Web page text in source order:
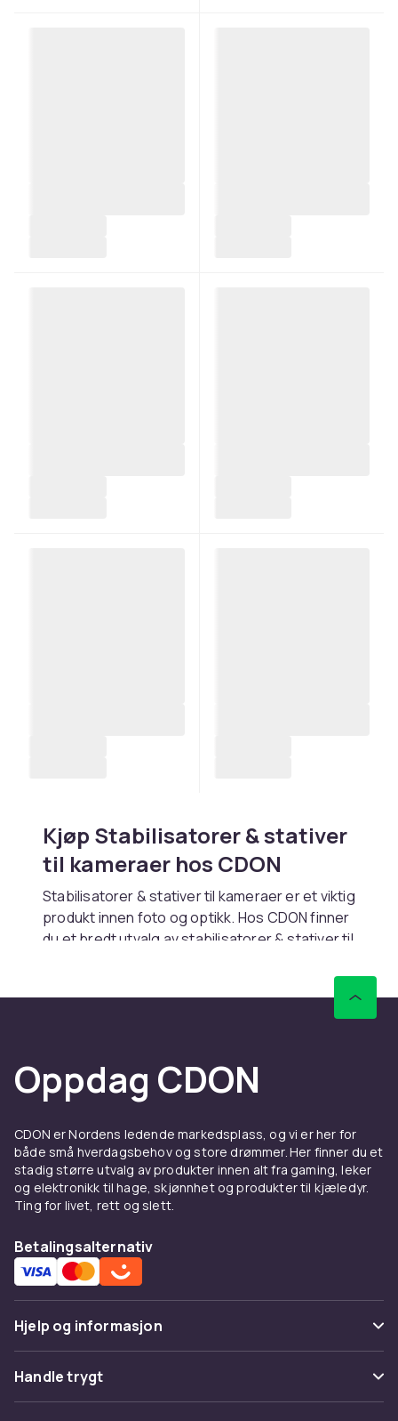
Kjøp Stabilisatorer & stativer
til kameraer hos CDON
Stabilisatorer & stativer til kameraer er et viktig
produkt innen foto og optikk. Hos CDON finner
du et bredt utvalg av stabilisatorer & stativer til
nybegynner eller profesjonell fotograf, har vi
kameraer, er det viktig å vurdere kompatibilitet
med kamerasystemet ditt og dine fotobehov.
sammenlign spesifikasjoner. Vi tilbyr
konkurransedyktige priser og rask levering.
Utforsk hele foto & optikk sortimentet hos
CDON.
Stabilisatorer & stativer til kameraer er
populært innen fotografering og optikk. Hos
CDON finner du stabilisatorer & stativer til
kameraer fra kjente merker til
konkurransedyktige priser. Sammenlign
Oppdag CDON
CDON er Nordens ledende markedsplass, og vi er her for
både små hverdagsbehov og store drømmer. Her finner du et
stadig større utvalg av produkter innen alt fra gaming, leker
og elektronikk til hage, skjønnhet og produkter til kjæledyr.
Ting for livet, rett og slett.
Betalingsalternativ
Hjelp og informasjon
Vanlige spørsmål
Spor pakke
Handle trygt